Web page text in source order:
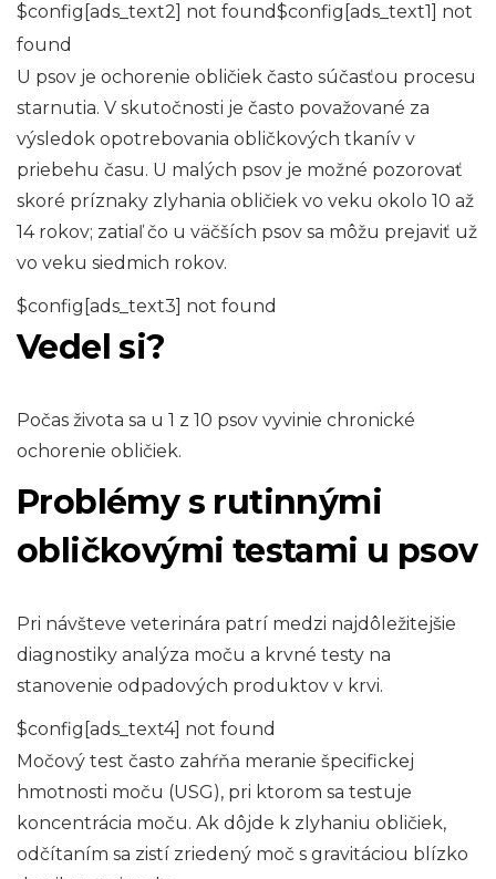
$config[ads_text2] not found$config[ads_text1] not
found
U psov je ochorenie obličiek často súčasťou procesu
starnutia. V skutočnosti je často považované za
výsledok opotrebovania obličkových tkanív v
priebehu času. U malých psov je možné pozorovať
skoré príznaky zlyhania obličiek vo veku okolo 10 až
14 rokov; zatiaľ čo u väčších psov sa môžu prejaviť už
vo veku siedmich rokov.
$config[ads_text3] not found
Vedel si?
Počas života sa u 1 z 10 psov vyvinie chronické
ochorenie obličiek.
Problémy s rutinnými
obličkovými testami u psov
Pri návšteve veterinára patrí medzi najdôležitejšie
diagnostiky analýza moču a krvné testy na
stanovenie odpadových produktov v krvi.
$config[ads_text4] not found
Močový test často zahŕňa meranie špecifickej
hmotnosti moču (USG), pri ktorom sa testuje
koncentrácia moču. Ak dôjde k zlyhaniu obličiek,
odčítaním sa zistí zriedený moč s gravitáciou blízko